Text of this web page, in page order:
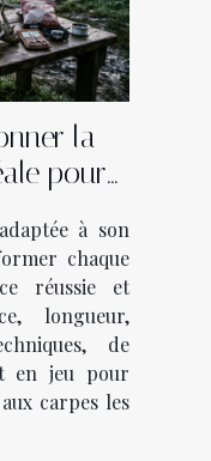
la
pour
à son
chaque
réussie et
longueur,
de
en jeu pour
carpes les